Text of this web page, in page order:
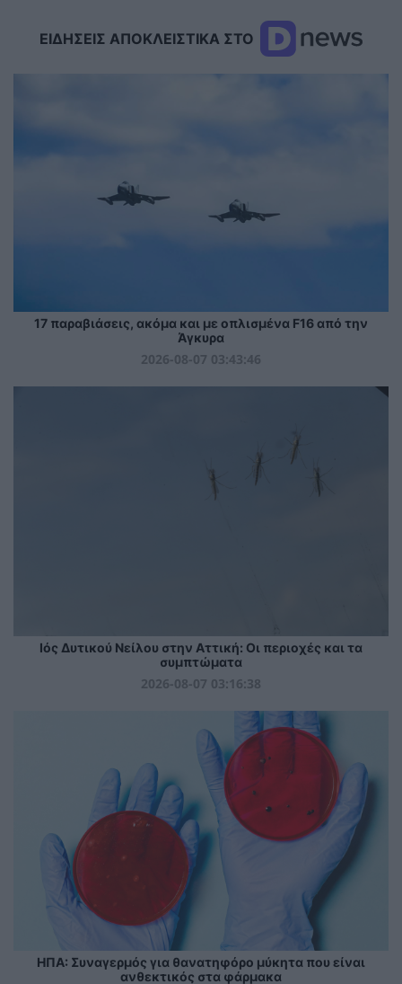
ΕΙΔΗΣΕΙΣ ΑΠΟΚΛΕΙΣΤΙΚΑ ΣΤΟ
17 παραβιάσεις, ακόμα και με οπλισμένα F16 από την
Άγκυρα
2026-08-07 03:43:46
Ιός Δυτικού Νείλου στην Αττική: Οι περιοχές και τα
συμπτώματα
2026-08-07 03:16:38
ΗΠΑ: Συναγερμός για θανατηφόρο μύκητα που είναι
ανθεκτικός στα φάρμακα